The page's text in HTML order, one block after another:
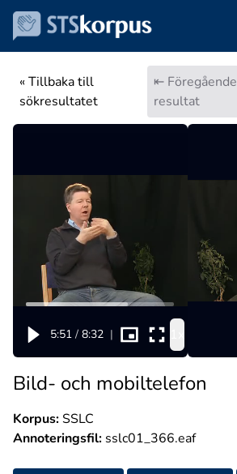
« Tillbaka till
sökresultatet
⇤ Föregående
resultat
5:51 / 8:32 |
Bild- och mobiltelefon
Korpus:SSLC
Annoteringsfil: sslc01_366.eaf